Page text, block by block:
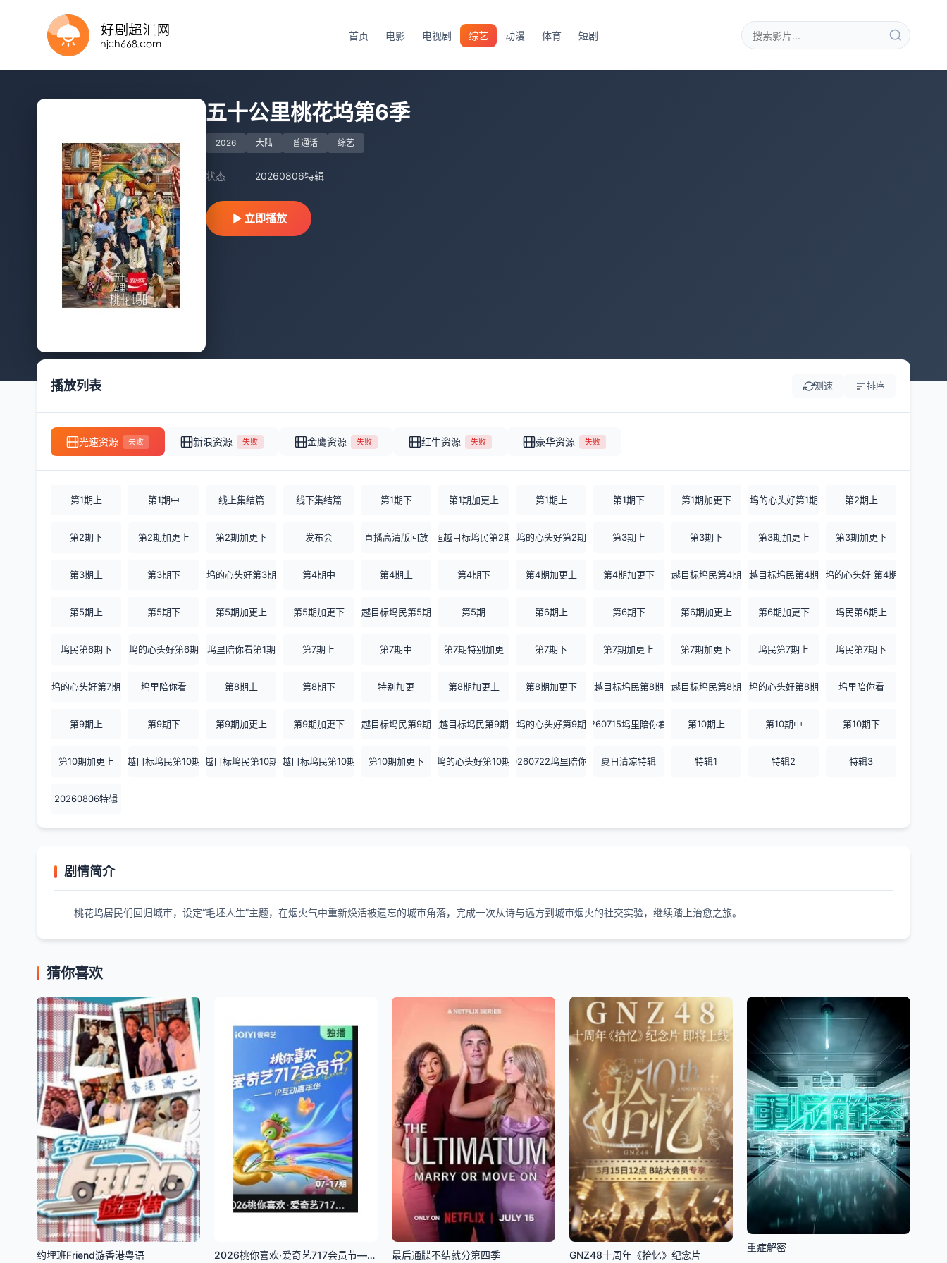
首页 电影 电视剧 综艺 动漫 体育 短剧
五十公里桃花坞第6季
2026 大陆 普通话 综艺
状态 20260806特辑
立即播放
播放列表 测速 排序
光速资源 失败 新浪资源 失败 金鹰资源 失败 红牛资源 失败 豪华资源 失败
第1期上 第1期中 线上集结篇 线下集结篇 第1期下 第1期加更上 第1期上 第1期下 第1期加更下 坞的心头好第1期 第2期上
第2期下 第2期加更上 第2期加更下 发布会 直播高清版回放 超越目标坞民第2期 坞的心头好第2期 第3期上 第3期下 第3期加更上 第3期加更下
第3期上 第3期下 坞的心头好第3期 第4期中 第4期上 第4期下 第4期加更上 第4期加更下 超越目标坞民第4期上超越目标坞民第4期下坞的心头好 第4期
第5期上 第5期下 第5期加更上 第5期加更下 超越目标坞民第5期上 第5期 第6期上 第6期下 第6期加更上 第6期加更下 坞民第6期上
坞民第6期下 坞的心头好第6期 坞里陪你看第1期 第7期上 第7期中 第7期特别加更 第7期下 第7期加更上 第7期加更下 坞民第7期上 坞民第7期下
坞的心头好第7期 坞里陪你看 第8期上 第8期下 特别加更 第8期加更上 第8期加更下 超越目标坞民第8期上超越目标坞民第8期下坞的心头好第8期 坞里陪你看
第9期上 第9期下 第9期加更上 第9期加更下 超越目标坞民第9期上超越目标坞民第9期下坞的心头好第9期 260715坞里陪你看 第10期上 第10期中 第10期下
第10期加更上 超越目标坞民第10期上超越目标坞民第10期中超越目标坞民第10期下 第10期加更下 坞的心头好第10期20260722坞里陪你看 夏日清凉特辑 特辑1 特辑2 特辑3
20260806特辑
剧情简介
桃花坞居民们回归城市，设定“毛坯人生”主题，在烟火气中重新焕活被遗忘的城市角落，完成一次从诗与远方到城市烟火的社交实验，继续踏上治愈之旅。
猜你喜欢
约埋班Friend游香港粤语
更新至2026桃你喜欢IP互动嘉年华 田曦薇胡一天连线力推《天才，女友》
2026桃你喜欢·爱奇艺717会员节——IP互动嘉年华 最后通牒不结就分第四季 GNZ48十周年《拾忆》纪念片
重症解密
更新至20260730期